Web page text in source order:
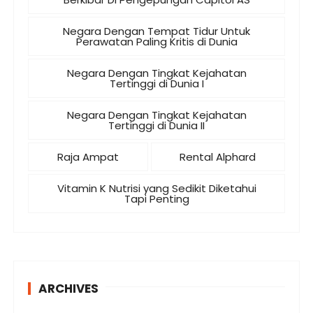
Negara Dengan Tempat Tidur Untuk
Perawatan Paling Kritis di Dunia
Negara Dengan Tingkat Kejahatan
Tertinggi di Dunia I
Negara Dengan Tingkat Kejahatan
Tertinggi di Dunia II
Raja Ampat Rental Alphard
Vitamin K Nutrisi yang Sedikit Diketahui
Tapi Penting
ARCHIVES